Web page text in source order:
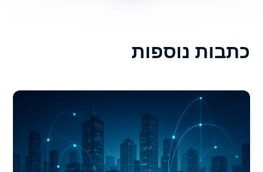
כתבות נוספות